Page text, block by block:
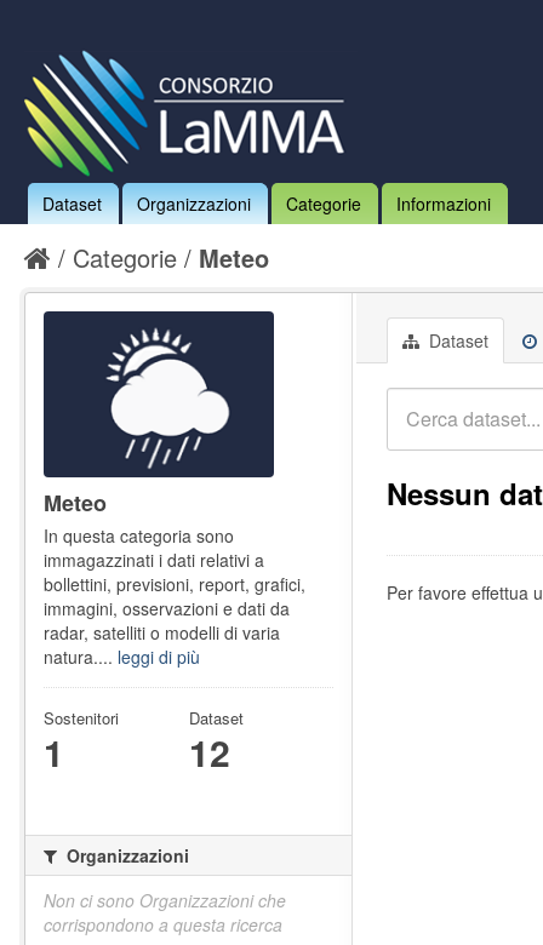
Dataset Organizzazioni Categorie Informazioni
Categorie Meteo
Dataset
Nessun
Per favore effettua
Meteo
In questa categoria sono
immagazzinati i dati relativi a
bollettini, previsioni, report, grafici,
immagini, osservazioni e dati da
radar, satelliti o modelli di varia
natura.... leggi di più
Sostenitori
1
Dataset
12
Organizzazioni
Non ci sono Organizzazioni che
corrispondono a questa ricerca